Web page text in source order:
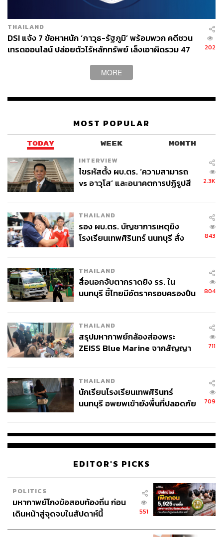
THAILAND
DSI แจ้ง 7 ข้อหาหนัก ‘ภาวุธ-รัฐภูมิ’ พร้อมพวก คดีชวน
เทรดออนไลน์ ปล่อยตัวไร้หลักทรัพย์ เล็งเอาผิดรวม 47
202
MORE
MOST POPULAR
TODAY WEEK MONTH
INTERVIEW
ไขรหัสตั้ง ผบ.ตร. ‘ความสามารถ
vs อาวุโส’ และอนาคตการปฏิรูปสี
2.3K
THAILAND
รอง ผบ.ตร. บัญชาการเหตุยิง
โรงเรียนเทพศิรินทร์ นนทบุรี สั่ง
843
THAILAND
สื่อนอกจับตากราดยิง รร. ใน
นนทบุรี ชี้ไทยมีอัตราครอบครองปืน
804
THAILAND
สรุปมหากาพย์กล้องส่องพระ
ZEISS Blue Marine จากสัญญา
จ่ายหนี้-แอบระบุแบรนด์
711
THAILAND
นักเรียนโรงเรียนเทพศิรินทร์
นนทบุรี อพยพเข้ายังพื้นที่ปลอดภัย
709
EDITOR'S PICKS
POLITICS
มหากาพย์โกงข้อสอบท้องถิ่น ก่อน
เดินหน้าสู่จุดจบในสัปดาห์นี้
551